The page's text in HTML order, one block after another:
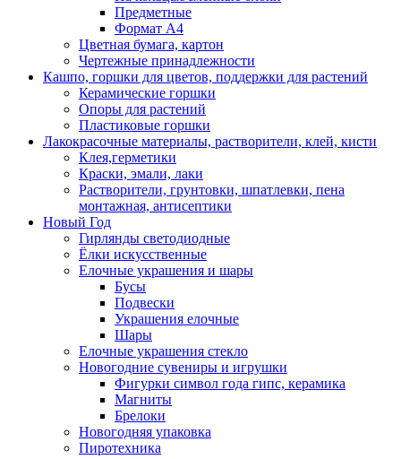
Предметные
Формат А4
Цветная бумага, картон
Чертежные принадлежности
Кашпо, горшки для цветов, поддержки для растений
Керамические горшки
Опоры для растений
Пластиковые горшки
Лакокрасочные материалы, растворители, клей, кисти
Клея,герметики
Краски, эмали, лаки
Растворители, грунтовки, шпатлевки, пена
монтажная, антисептики
Новый Год
Гирлянды светодиодные
Ёлки искусственные
Елочные украшения и шары
Бусы
Подвески
Украшения елочные
Шары
Елочные украшения стекло
Новогодние сувениры и игрушки
Фигурки символ года гипс, керамика
Магниты
Брелоки
Новогодняя упаковка
Пиротехника